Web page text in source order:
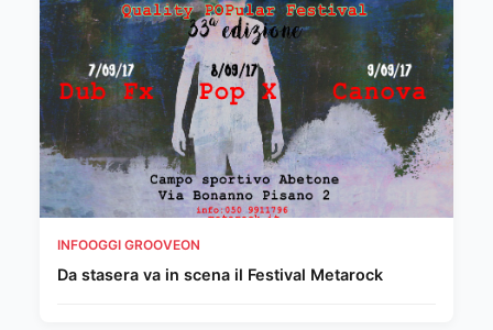
INFOOGGI GROOVEON
Da stasera va in scena il Festival Metarock